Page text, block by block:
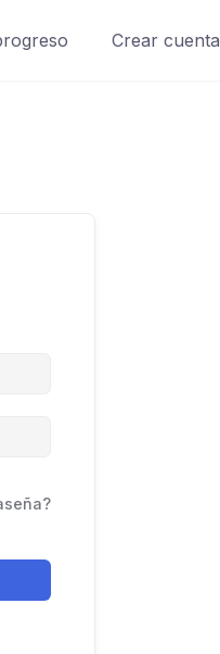
Crear cuenta